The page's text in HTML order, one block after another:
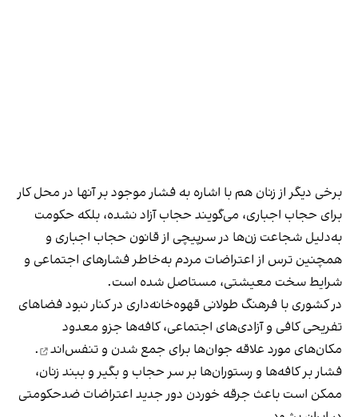
برخی دیگر از زنان هم با اشاره به فشار موجود بر آنها در محل کار
برای حجاب اجباری، می‌گویند حجاب آزاد نشده، بلکه حکومت
به‌دلیل شجاعت زن‌ها در سرپیچی از قانون حجاب اجباری و
همچنین ترس از اعتراضات مردم به‌خاطر فشارهای اجتماعی و
شرایط سخت معیشتی، مستاصل شده است.
در کشوری با فرهنگ طولانی قهوه‌‌خانه‌داری در کنار نبود فضاهای
تفریحی کافی و آزادی‌های اجتماعی، کافه‌ها جزو معدود
مکان‌های مورد علاقه جوان‌ها برای جمع شدن و تنفس‌اند
.
فشار بر کافه‌ها و رستوران‌ها بر سر حجاب و بگیر و ببند زنان،
ممکن است باعث جرقه خوردن دور جدید اعتراضات ضدحکومتی